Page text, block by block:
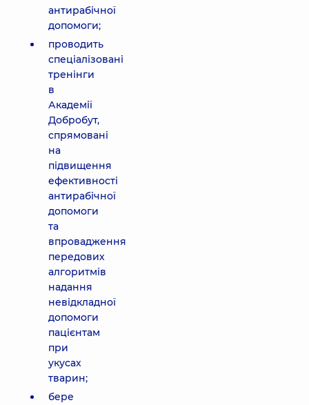
антирабічної
допомоги;
проводить
спеціалізовані
тренінги
в
Академії
Добробут,
спрямовані
на
підвищення
ефективності
антирабічної
допомоги
та
впровадження
передових
алгоритмів
надання
невідкладної
допомоги
пацієнтам
при
укусах
тварин;
бере